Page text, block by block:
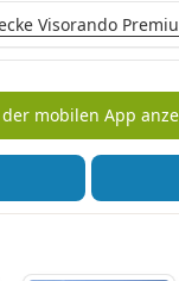
Visorando
mobilen App